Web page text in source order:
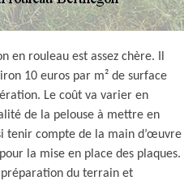
en rouleau est assez chère. Il
10 euros par m² de surface
Le coût va varier en
de la pelouse à mettre en
tenir compte de la main d’œuvre
la mise en place des plaques.
préparation du terrain et